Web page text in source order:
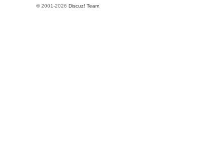
© 2001-2026 Discuz! Team